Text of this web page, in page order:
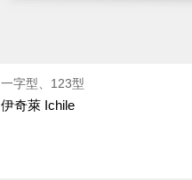
一字型、123型
伊奇萊 Ichile